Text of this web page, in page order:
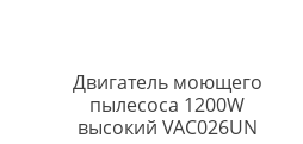
Двигатель моющего
пылесоса 1200W
высокий VAC026UN